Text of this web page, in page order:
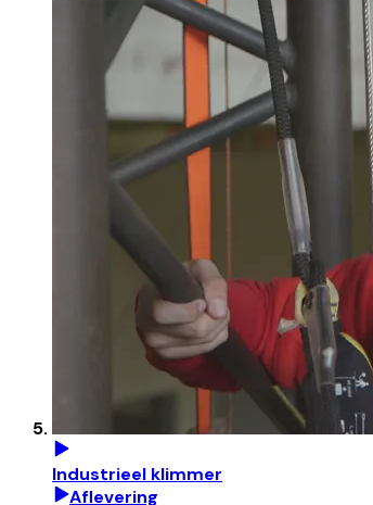
Industrieel klimmer
Aflevering